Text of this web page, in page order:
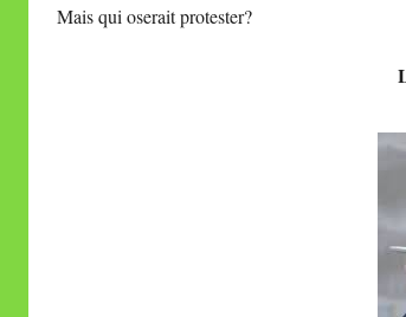
Mais qui oserait protester?